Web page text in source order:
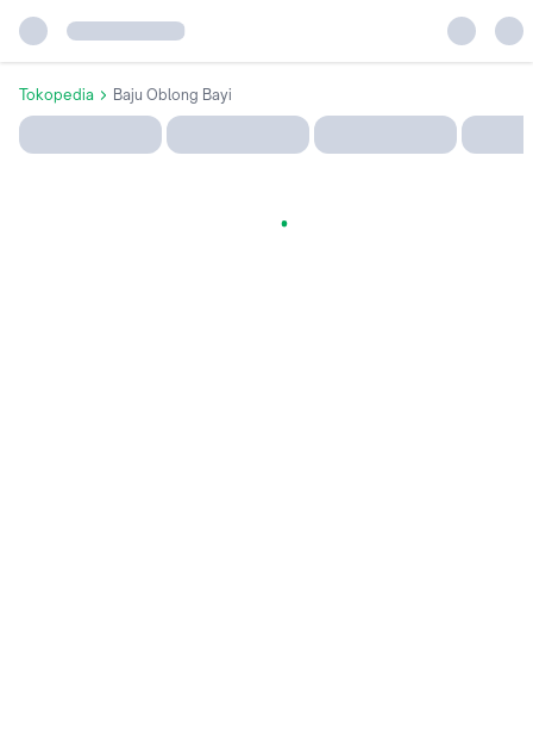
Tokopedia Baju Oblong Bayi